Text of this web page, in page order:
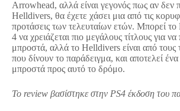
Arrowhead, αλλά είναι γεγονός πως αν δεν
Helldivers, θα έχετε χάσει μια από τις
προτάσεις των τελευταίων ετών. Μπορεί
4 να χρειάζεται πιο μεγάλους τίτλους για να
μπροστά, αλλά το Helldivers είναι από τους
που δίνουν το παράδειγμα, και αποτελεί
μπροστά προς αυτό το δρόμο.
Το review βασίστηκε στην PS4 έκδοση του